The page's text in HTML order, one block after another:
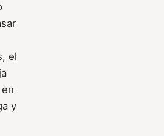
el
y